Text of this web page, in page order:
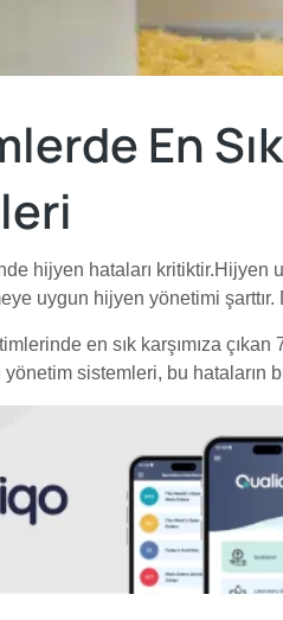
En
hijyen hataları kritiktir.Hijyen
uygun hijyen yönetimi
en sık karşımıza
sistemleri, bu hataların